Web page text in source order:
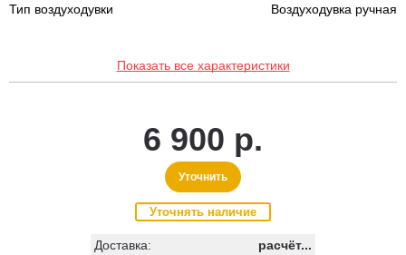
Тип воздуходувки
Воздуходувка ручная
Показать все характеристики
6 900 р.
Уточнить
Уточнять наличие
Доставка:
расчёт...